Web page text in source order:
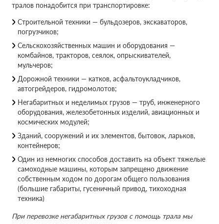
тралов понадобится при транспортировке:
Строительной техники — бульдозеров, экскаваторов,
погрузчиков;
Сельскохозяйственных машин и оборудования —
комбайнов, тракторов, сеялок, опрыскивателей,
мульчеров;
Дорожной техники — катков, асфальтоукладчиков,
автогрейдеров, гидромолотов;
Негабаритных и неделимых грузов — труб, инженерного
оборудования, железобетонных изделий, авиационных и
космических модулей;
Зданий, сооружений и их элементов, бытовок, ларьков,
контейнеров;
Один из немногих способов доставить на объект тяжелые
самоходные машины, которым запрещено движение
собственным ходом по дорогам общего пользования
(большие габариты, гусеничный привод, тихоходная
техника)
При перевозке негабаритных грузов с помощь трала мы